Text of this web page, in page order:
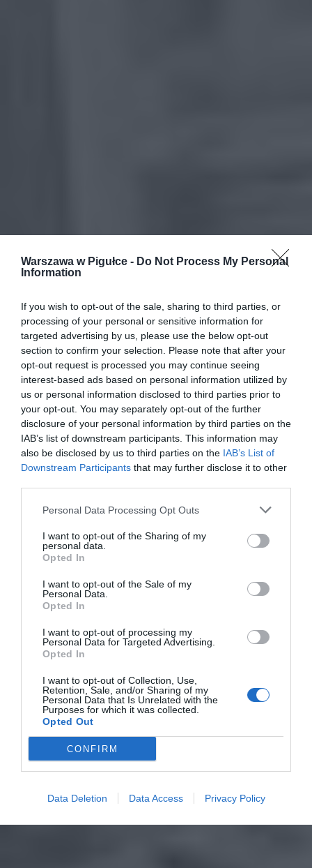
Warszawa w Pigułce - Do Not Process My Personal
Information
If you wish to opt-out of the sale, sharing to third parties, or
processing of your personal or sensitive information for
targeted advertising by us, please use the below opt-out
section to confirm your selection. Please note that after your
opt-out request is processed you may continue seeing
interest-based ads based on personal information utilized by
us or personal information disclosed to third parties prior to
your opt-out. You may separately opt-out of the further
disclosure of your personal information by third parties on the
IAB’s list of downstream participants. This information may
also be disclosed by us to third parties on the IAB’s List of
Downstream Participants that may further disclose it to other
Personal Data Processing Opt Outs
I want to opt-out of the Sharing of my
personal data.
Opted In
I want to opt-out of the Sale of my
Personal Data.
Opted In
I want to opt-out of processing my
Personal Data for Targeted Advertising.
Opted In
I want to opt-out of Collection, Use,
Retention, Sale, and/or Sharing of my
Personal Data that Is Unrelated with the
Purposes for which it was collected.
Opted Out
CONFIRM
Data Deletion Data Access Privacy Policy